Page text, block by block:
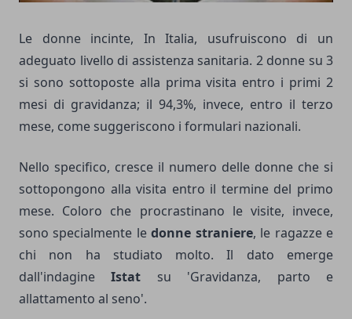
Le donne incinte, In Italia, usufruiscono di un
adeguato livello di assistenza sanitaria. 2 donne su 3
si sono sottoposte alla prima visita entro i primi 2
mesi di gravidanza; il 94,3%, invece, entro il terzo
mese, come suggeriscono i formulari nazionali.
Nello specifico, cresce il numero delle donne che si
sottopongono alla visita entro il termine del primo
mese. Coloro che procrastinano le visite, invece,
sono specialmente ledonne straniere, le ragazze e
chi non ha studiato molto. Il dato emerge
dall'indagineIstat su 'Gravidanza, parto e
allattamento al seno'.